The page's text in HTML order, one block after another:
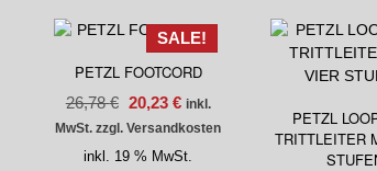
SALE!
PETZL FOOTCORD
26,78€ 20,23 € inkl.
MwSt. zzgl. Versandkosten
inkl. 19 % MwSt.
PETZL
TRITTLEITER